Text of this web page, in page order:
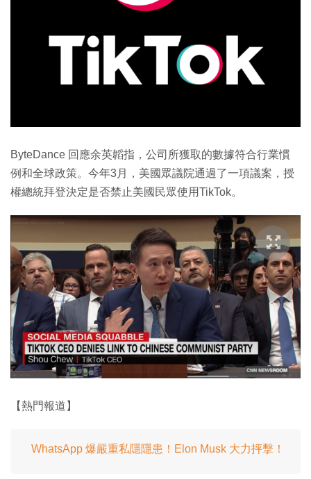
ByteDance 回應余英韜指，公司所獲取的數據符合行業慣
例和全球政策。今年3月，美國眾議院通過了一項議案，授
權總統拜登決定是否禁止美國民眾使用TikTok。
【熱門報道】
WhatsApp 爆嚴重私隱隱患！Elon Musk 大力抨擊！